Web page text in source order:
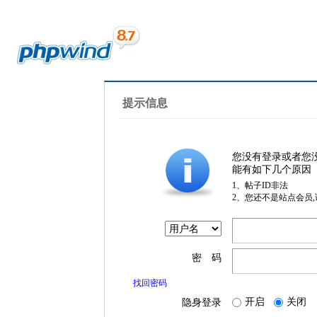
提示信息
您没有登录或者您
能有如下几个原因
1、帖子ID非法
2、您还不是站点会员
密 码
找回密码
隐身登录 开启 关闭